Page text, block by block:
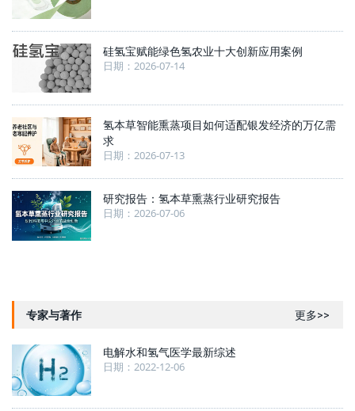
硅氢宝赋能绿色氢农业十大创新应用案例
日期：2026-07-14
氢本草智能熏蒸项目如何适配银发经济的万亿需
求
日期：2026-07-13
研究报告：氢本草熏蒸行业研究报告
日期：2026-07-06
专家与著作 更多>>
电解水和氢气医学最新综述
日期：2022-12-06